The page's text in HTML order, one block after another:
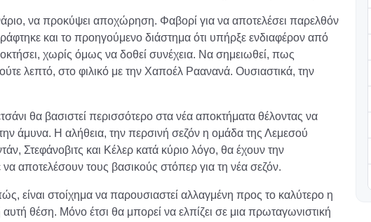
να προκύψει αποχώρηση. Φαβορί για να αποτελέσει παρελθόν
και το προηγούμενο διάστημα ότι υπήρξε ενδιαφέρον από
χωρίς όμως να δοθεί συνέχεια. Να σημειωθεί, πως
λεπτό, στο φιλικό με την Χαποέλ Ραανανά. Ουσιαστικά, την
θα βασιστεί περισσότερο στα νέα αποκτήματα θέλοντας να
άμυνα. Η αλήθεια, την περσινή σεζόν η ομάδα της Λεμεσού
Στεφάνοβιτς και Κέλερ κατά κύριο λόγο, θα έχουν την
αποτελέσουν τους βασικούς στόπερ για τη νέα σεζόν.
είναι στοίχημα να παρουσιαστεί αλλαγμένη προς το καλύτερο η
θέση. Μόνο έτσι θα μπορεί να ελπίζει σε μια πρωταγωνιστική